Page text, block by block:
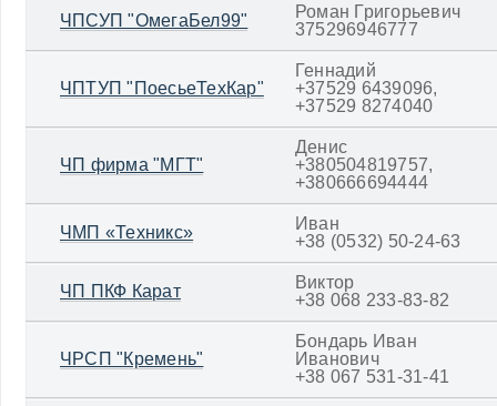
ЧПСУП "ОмегаБел99"
Роман Григорьевич
375296946777
ЧПТУП "ПоесьеТехКар"
Геннадий
+37529 6439096,
+37529 8274040
ЧП фирма "МГТ"
Денис
+380504819757,
+380666694444
ЧМП «Техникс»
Иван
+38 (0532) 50-24-63
ЧП ПКФ Карат
Виктор
+38 068 233-83-82
ЧРСП "Кремень"
Бондарь Иван
Иванович
+38 067 531-31-41